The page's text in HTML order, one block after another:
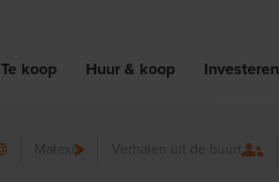
Te koop Huur & koop Investeren
Matexi Verhalen uit de buurt